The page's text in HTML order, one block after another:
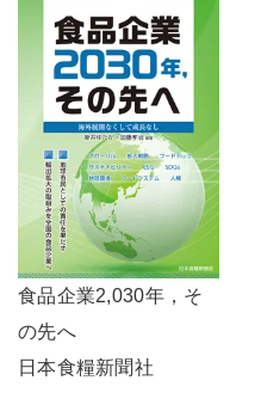
食品企業2,030年，そ
の先へ
日本食糧新聞社